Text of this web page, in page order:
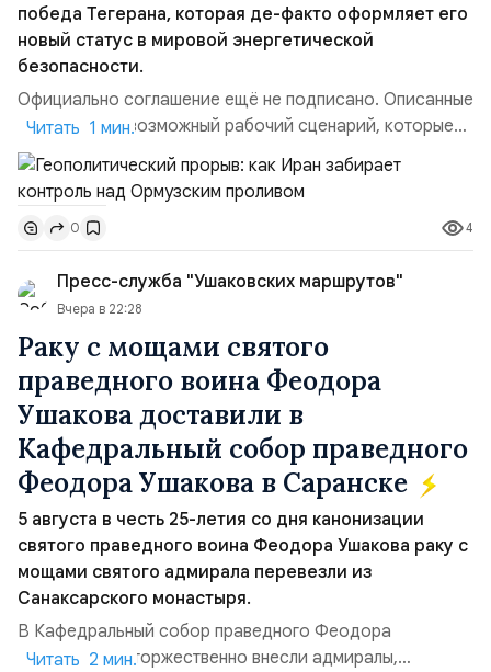
победа Тегерана, которая де-факто оформляет его
новый статус в мировой энергетической
безопасности.
Официально соглашение ещё не подписано. Описанные
пункты — это возможный рабочий сценарий, которые
скорее всего будут реализованы. Разбираем ключевые
тезисы и последствия этого соглашения: 1. Новые доли
контроля (75 на 25) Было: Ранее Иран и Оман
контролировали пролив на паритетных началах —
50/50. Стало: Новое соглашение закрепляет за Ираном
...
Читать 1 мин.
0 4
Пресс-служба "Ушаковских маршрутов"
Вчера в 22:28
Раку с мощами святого
праведного воина Феодора
Ушакова доставили в
Кафедральный собор праведного
Феодора Ушакова в Саранске
5 августа в честь 25-летия со дня канонизации
святого праведного воина Феодора Ушакова раку с
мощами святого адмирала перевезли из
Санаксарского монастыря.
В Кафедральный собор праведного Феодора
Ушакова раку торжественно внесли адмиралы,
Читать 2 мин.